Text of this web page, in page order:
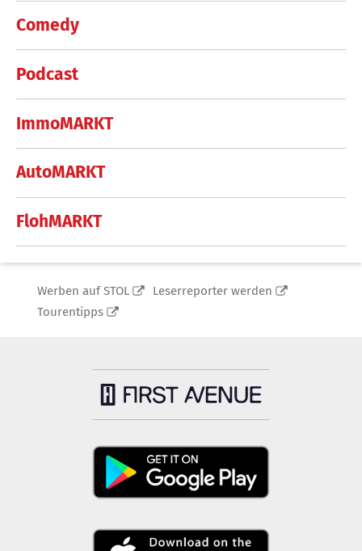
Comedy
Podcast
ImmoMARKT
AutoMARKT
FlohMARKT
Werben auf STOL
Leserreporter werden
Tourentipps